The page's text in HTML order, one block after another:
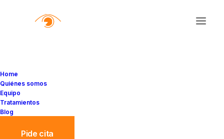
Home
Quiénes somos
Equipo
Tratamientos
Blog
Pide cita